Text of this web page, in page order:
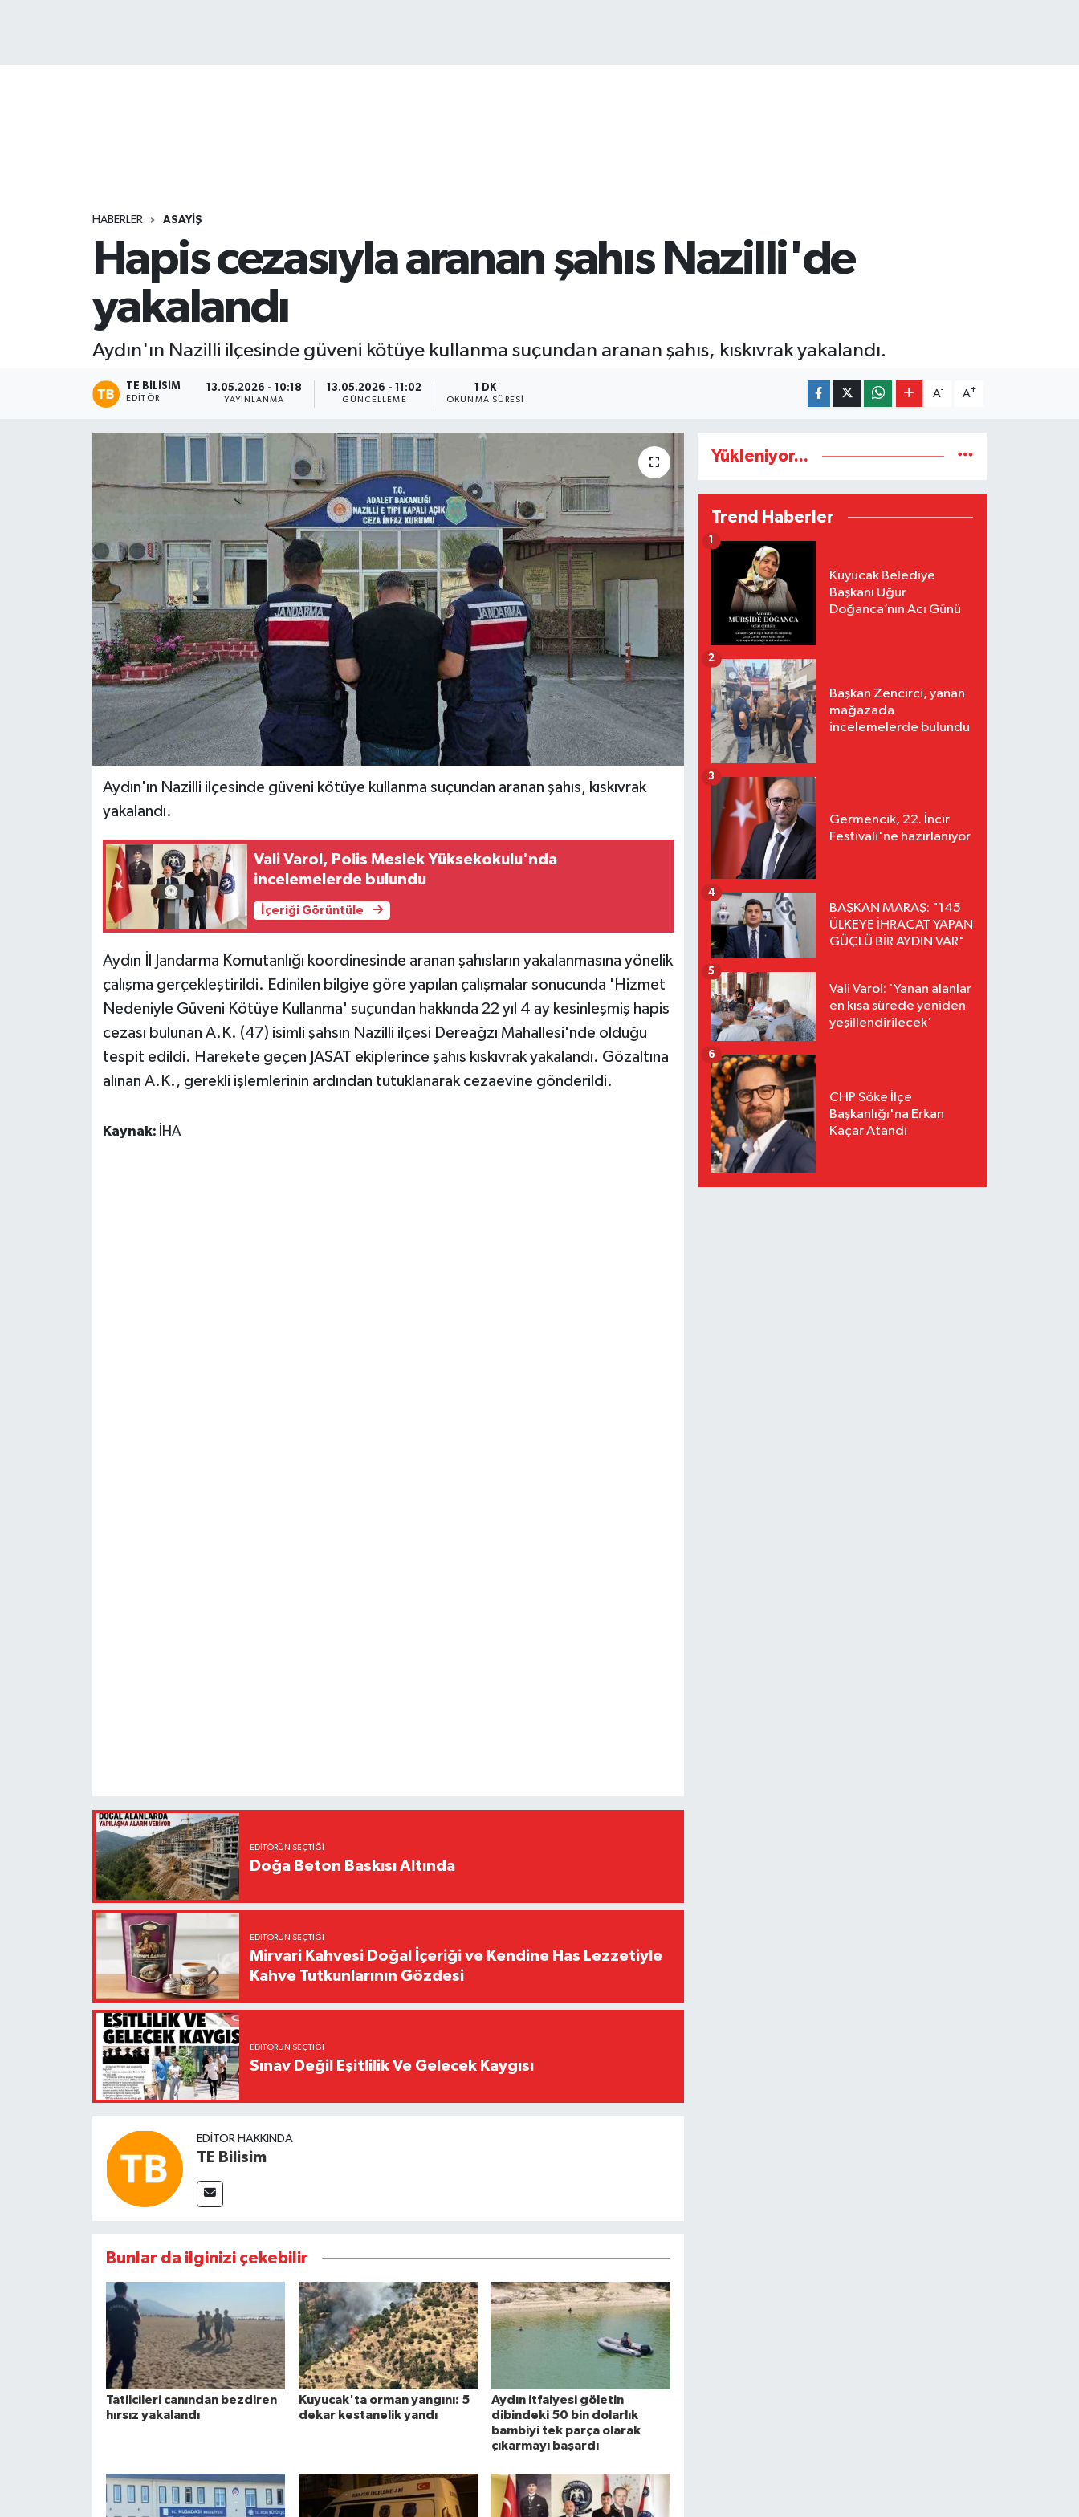
HABERLER ASAYİŞ
Hapis cezasıyla aranan şahıs Nazilli'de
yakalandı
Aydın'ın Nazilli ilçesinde güveni kötüye kullanma suçundan aranan şahıs, kıskıvrak yakalandı.
TE BILISIM
EDITÖR
13.05.2026 - 10:18
YAYINLANMA
13.05.2026 - 11:02
GÜNCELLEME
1 DK
OKUNMA SÜRESI
A- A+
Aydın'ın Nazilli ilçesinde güveni kötüye kullanma suçundan aranan şahıs, kıskıvrak
yakalandı.
Vali Varol, Polis Meslek Yüksekokulu'nda
incelemelerde bulundu
İçeriği Görüntüle
Aydın İl Jandarma Komutanlığı koordinesinde aranan şahısların yakalanmasına yönelik
çalışma gerçekleştirildi. Edinilen bilgiye göre yapılan çalışmalar sonucunda 'Hizmet
Nedeniyle Güveni Kötüye Kullanma' suçundan hakkında 22 yıl 4 ay kesinleşmiş hapis
cezası bulunan A.K. (47) isimli şahsın Nazilli ilçesi Dereağzı Mahallesi'nde olduğu
tespit edildi. Harekete geçen JASAT ekiplerince şahıs kıskıvrak yakalandı. Gözaltına
alınan A.K., gerekli işlemlerinin ardından tutuklanarak cezaevine gönderildi.
Kaynak: İHA
EDITÖRÜN SEÇTIĞI
Doğa Beton Baskısı Altında
EDITÖRÜN SEÇTIĞI
Mirvari Kahvesi Doğal İçeriği ve Kendine Has Lezzetiyle
Kahve Tutkunlarının Gözdesi
EDITÖRÜN SEÇTIĞI
Sınav Değil Eşitlilik Ve Gelecek Kaygısı
EDITÖR HAKKINDA
TE Bilisim
Bunlar da ilginizi çekebilir
Tatilcileri canından bezdiren
hırsız yakalandı
Kuyucak'ta orman yangını: 5
dekar kestanelik yandı
Aydın itfaiyesi göletin
dibindeki 50 bin dolarlık
bambiyi tek parça olarak
çıkarmayı başardı
Yükleniyor...
Trend Haberler
Kuyucak Belediye
Başkanı Uğur
Doğanca’nın Acı Günü
1
Başkan Zencirci, yanan
mağazada
incelemelerde bulundu
2
Germencik, 22. İncir
Festivali'ne hazırlanıyor
3
BAŞKAN MARAŞ: "145
ÜLKEYE İHRACAT YAPAN
GÜÇLÜ BİR AYDIN VAR"
4
Vali Varol: 'Yanan alanlar
en kısa sürede yeniden
yeşillendirilecek'
5
CHP Söke İlçe
Başkanlığı'na Erkan
Kaçar Atandı
6